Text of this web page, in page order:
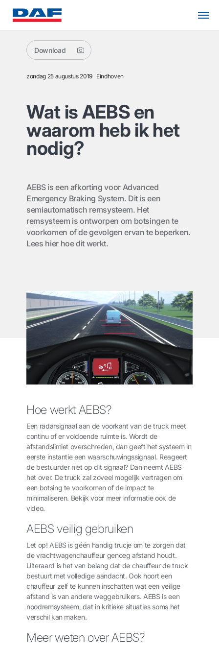
Download
zondag 25 augustus 2019 Eindhoven
Wat is AEBS en
waarom heb ik het
nodig?
AEBS is een afkorting voor Advanced
Emergency Braking System. Dit is een
semiautomatisch remsysteem. Het
remsysteem is ontworpen om botsingen te
voorkomen of de gevolgen ervan te beperken.
Lees hier hoe dit werkt.
Hoe werkt AEBS?
Een radarsignaal aan de voorkant van de truck meet
continu of er voldoende ruimte is. Wordt de
afstandslimiet overschreden, dan geeft het systeem in
eerste instantie een waarschuwingssignaal. Reageert
de bestuurder niet op dit signaal? Dan neemt AEBS
het over. De truck zal zoveel mogelijk vertragen om
een botsing te voorkomen of de impact te
minimaliseren. Bekijk voor meer informatie ook de
video.
AEBS veilig gebruiken
Let op! AEBS is géén handig trucje om te zorgen dat
de vrachtwagenchauffeur genoeg afstand houdt.
Uiteraard is het van belang dat de chauffeur de truck
bestuurt met volledige aandacht. Ook hoort een
chauffeur zelf te kunnen inschatten wat een veilige
afstand is van andere weggebruikers. AEBS is een
noodremsysteem, dat in kritieke situaties soms het
verschil kan maken.
Meer weten over AEBS?